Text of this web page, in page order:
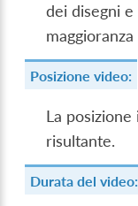
dei disegni
Posizione video:
La
risultante.
Durata del video: